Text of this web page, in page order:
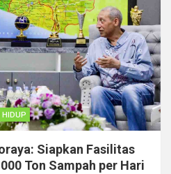
HIDUP
Siapkan Fasilitas
Ton Sampah per Hari